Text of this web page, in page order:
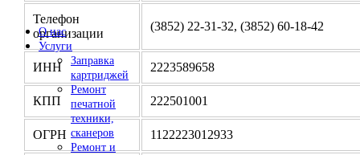
О нас
Услуги
Заправка
картриджей
Ремонт
печатной
техники,
сканеров
Ремонт и
Телефон
организации
(3852) 22-31-32, (3852) 60-18-42
ИНН 2223589658
КПП 222501001
ОГРН 1122223012933